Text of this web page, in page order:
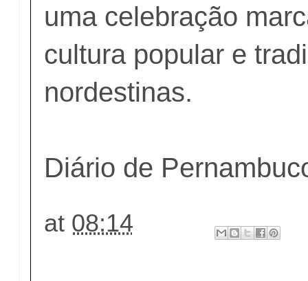
uma celebração
cultura popular e
nordestinas.
Diário de
at 08:14